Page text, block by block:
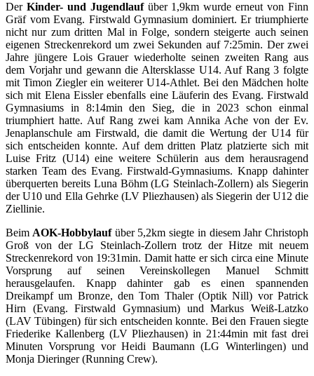
Der Kinder- und Jugendlaufüber 1,9km wurde erneut von Finn
Gräf vom Evang. Firstwald Gymnasium dominiert. Er triumphierte
nicht nur zum dritten Mal in Folge, sondern steigerte auch seinen
eigenen Streckenrekord um zwei Sekunden auf 7:25min. Der zwei
Jahre jüngere Lois Grauer wiederholte seinen zweiten Rang aus
dem Vorjahr und gewann die Altersklasse U14. Auf Rang 3 folgte
mit Timon Ziegler ein weiterer U14-Athlet. Bei den Mädchen holte
sich mit Elena Eissler ebenfalls eine Läuferin des Evang. Firstwald
Gymnasiums in 8:14min den Sieg, die in 2023 schon einmal
triumphiert hatte. Auf Rang zwei kam Annika Ache von der Ev.
Jenaplanschule am Firstwald, die damit die Wertung der U14 für
sich entscheiden konnte. Auf dem dritten Platz platzierte sich mit
Luise Fritz (U14) eine weitere Schülerin aus dem herausragend
starken Team des Evang. Firstwald-Gymnasiums. Knapp dahinter
überquerten bereits Luna Böhm (LG Steinlach-Zollern) als Siegerin
der U10 und Ella Gehrke (LV Pliezhausen) als Siegerin der U12 die
Ziellinie.
Beim AOK-Hobbylaufüber 5,2km siegte in diesem Jahr Christoph
Groß von der LG Steinlach-Zollern trotz der Hitze mit neuem
Streckenrekord von 19:31min. Damit hatte er sich circa eine Minute
Vorsprung auf seinen Vereinskollegen Manuel Schmitt
herausgelaufen. Knapp dahinter gab es einen spannenden
Dreikampf um Bronze, den Tom Thaler (Optik Nill) vor Patrick
Hirn (Evang. Firstwald Gymnasium) und Markus Weiß-Latzko
(LAV Tübingen) für sich entscheiden konnte. Bei den Frauen siegte
Friederike Kallenberg (LV Pliezhausen) in 21:44min mit fast drei
Minuten Vorsprung vor Heidi Baumann (LG Winterlingen) und
Monja Dieringer (Running Crew).